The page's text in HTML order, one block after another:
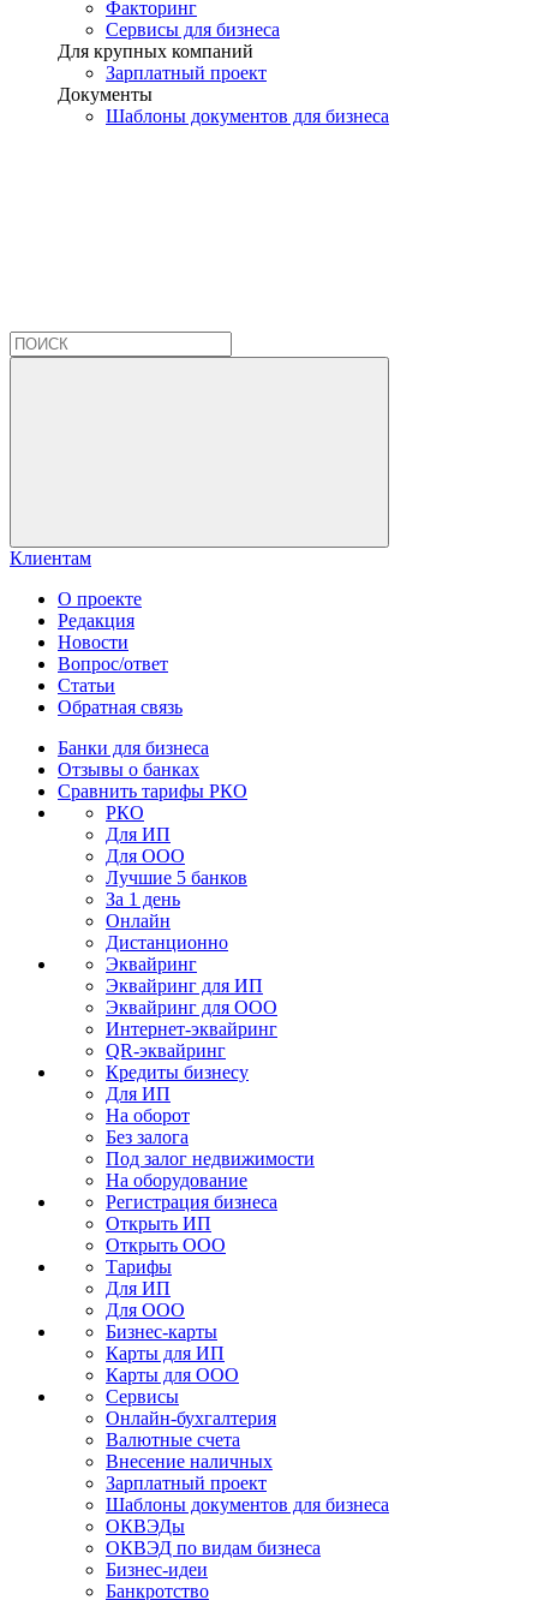
Факторинг
Сервисы для бизнеса
Для крупных компаний
Зарплатный проект
Документы
Шаблоны документов для бизнеса
Клиентам
О проекте
Редакция
Новости
Вопрос/ответ
Статьи
Обратная связь
Банки для бизнеса
Отзывы о банках
Сравнить тарифы РКО
РКО
Для ИП
Для ООО
Лучшие 5 банков
За 1 день
Онлайн
Дистанционно
Эквайринг
Эквайринг для ИП
Эквайринг для ООО
Интернет-эквайринг
QR-эквайринг
Кредиты бизнесу
Для ИП
На оборот
Без залога
Под залог недвижимости
На оборудование
Регистрация бизнеса
Открыть ИП
Открыть ООО
Тарифы
Для ИП
Для ООО
Бизнес-карты
Карты для ИП
Карты для ООО
Сервисы
Онлайн-бухгалтерия
Валютные счета
Внесение наличных
Зарплатный проект
Шаблоны документов для бизнеса
ОКВЭДы
ОКВЭД по видам бизнеса
Бизнес-идеи
Банкротство